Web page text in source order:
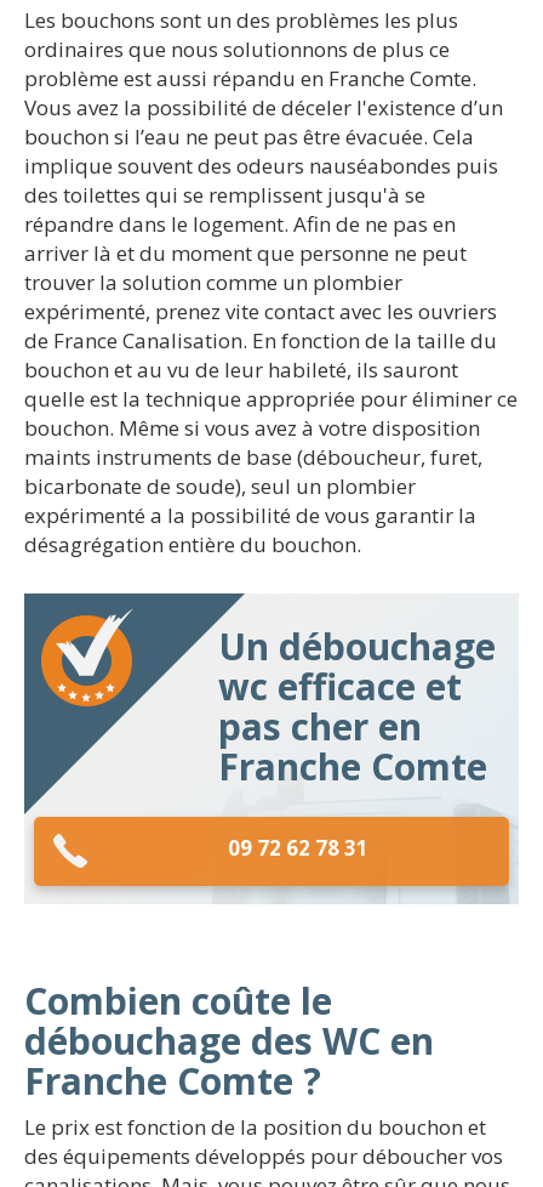
Les bouchons sont un des problèmes les plus
ordinaires que nous solutionnons de plus ce
problème est aussi répandu en Franche Comte.
Vous avez la possibilité de déceler l'existence d’un
bouchon si l’eau ne peut pas être évacuée. Cela
implique souvent des odeurs nauséabondes puis
des toilettes qui se remplissent jusqu'à se
répandre dans le logement. Afin de ne pas en
arriver là et du moment que personne ne peut
trouver la solution comme un plombier
expérimenté, prenez vite contact avec les ouvriers
de France Canalisation. En fonction de la taille du
bouchon et au vu de leur habileté, ils sauront
quelle est la technique appropriée pour éliminer ce
bouchon. Même si vous avez à votre disposition
maints instruments de base (déboucheur, furet,
bicarbonate de soude), seul un plombier
expérimenté a la possibilité de vous garantir la
désagrégation entière du bouchon.
Un débouchage
wc efficace et
pas cher en
Franche Comte
09 72 62 78 31
Combien coûte le
débouchage des WC en
Franche Comte ?
Le prix est fonction de la position du bouchon et
des équipements développés pour déboucher vos